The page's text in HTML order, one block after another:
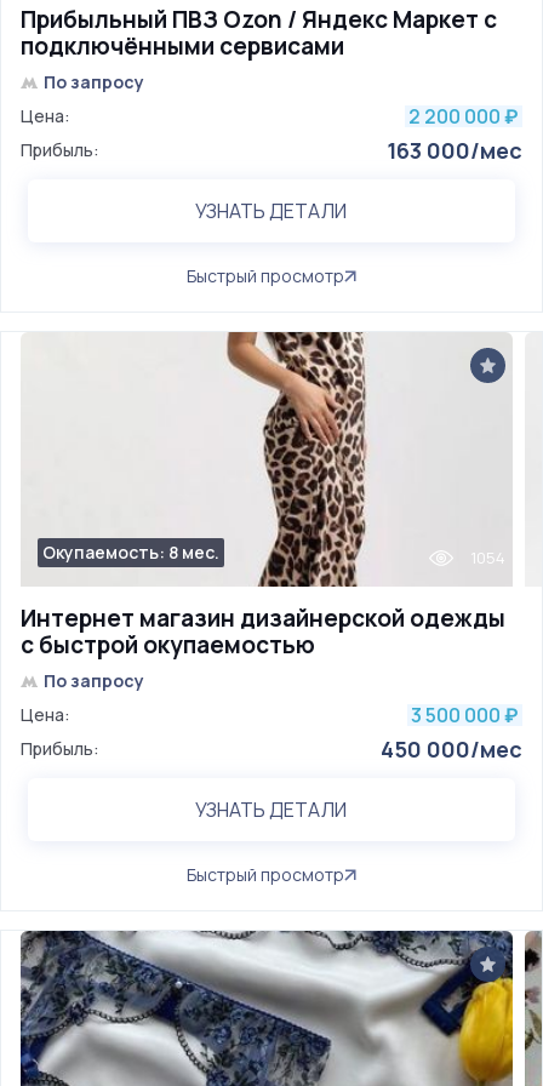
Прибыльный ПВЗ Ozon / Яндекс Маркет с
подключёнными сервисами
По запросу
Цена:
2 200 000 ₽
Прибыль: 163 000/мес
УЗНАТЬ ДЕТАЛИ
Быстрый просмотр
Интернет магазин дизайнерской одежды
с быстрой окупаемостью
Окупаемость: 8 мес. 1054
По запросу
Цена:
3 500 000 ₽
Прибыль: 450 000/мес
УЗНАТЬ ДЕТАЛИ
Быстрый просмотр